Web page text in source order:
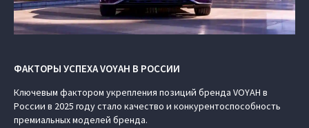
ФАКТОРЫ УСПЕХА VOYAH В РОССИИ
Ключевым фактором укрепления позиций бренда VOYAH в
России в 2025 году стало качество и конкурентоспособность
премиальных моделей бренда.